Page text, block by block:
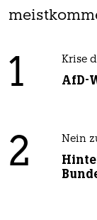
1 Krise
AfD-
2 Nein